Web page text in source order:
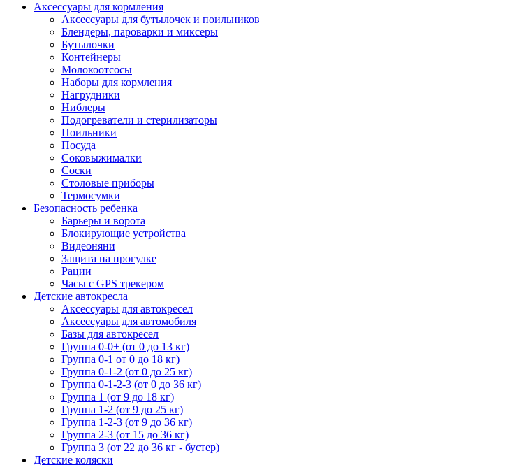
Аксессуары для кормления
Аксессуары для бутылочек и поильников
Блендеры, пароварки и миксеры
Бутылочки
Контейнеры
Молокоотсосы
Наборы для кормления
Нагрудники
Ниблеры
Подогреватели и стерилизаторы
Поильники
Посуда
Соковыжималки
Соски
Столовые приборы
Термосумки
Безопасность ребенка
Барьеры и ворота
Блокирующие устройства
Видеоняни
Защита на прогулке
Рации
Часы с GPS трекером
Детские автокресла
Аксессуары для автокресел
Аксессуары для автомобиля
Базы для автокресел
Группа 0-0+ (от 0 до 13 кг)
Группа 0-1 от 0 до 18 кг)
Группа 0-1-2 (от 0 до 25 кг)
Группа 0-1-2-3 (от 0 до 36 кг)
Группа 1 (от 9 до 18 кг)
Группа 1-2 (от 9 до 25 кг)
Группа 1-2-3 (от 9 до 36 кг)
Группа 2-3 (от 15 до 36 кг)
Группа 3 (от 22 до 36 кг - бустер)
Детские коляски